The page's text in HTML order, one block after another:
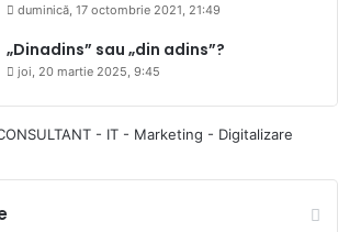
duminică, 17 octombrie 2021, 21:49
„Dinadins” sau „din adins”?
joi, 20 martie 2025, 9:45